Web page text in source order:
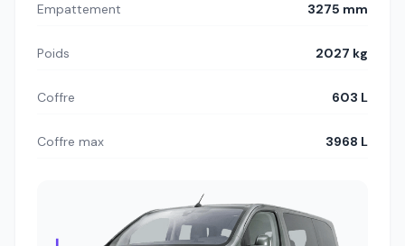
Empattement 3275 mm
Poids 2027 kg
Coffre 603 L
Coffre max 3968 L